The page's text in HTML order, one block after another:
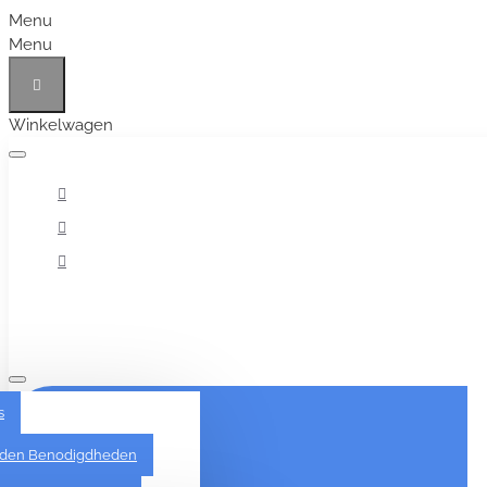
Menu
Menu
Winkelwagen
Alles
Benodigdheden